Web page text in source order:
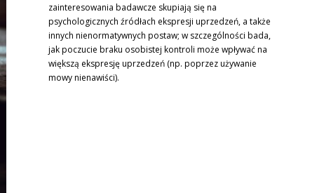
zainteresowania badawcze skupiają się na
psychologicznych źródłach ekspresji uprzedzeń, a także
innych nienormatywnych postaw; w szczególności bada,
jak poczucie braku osobistej kontroli może wpływać na
większą ekspresję uprzedzeń (np. poprzez używanie
mowy nienawiści).